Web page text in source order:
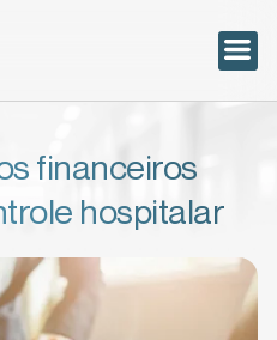
financeiros
hospitalar